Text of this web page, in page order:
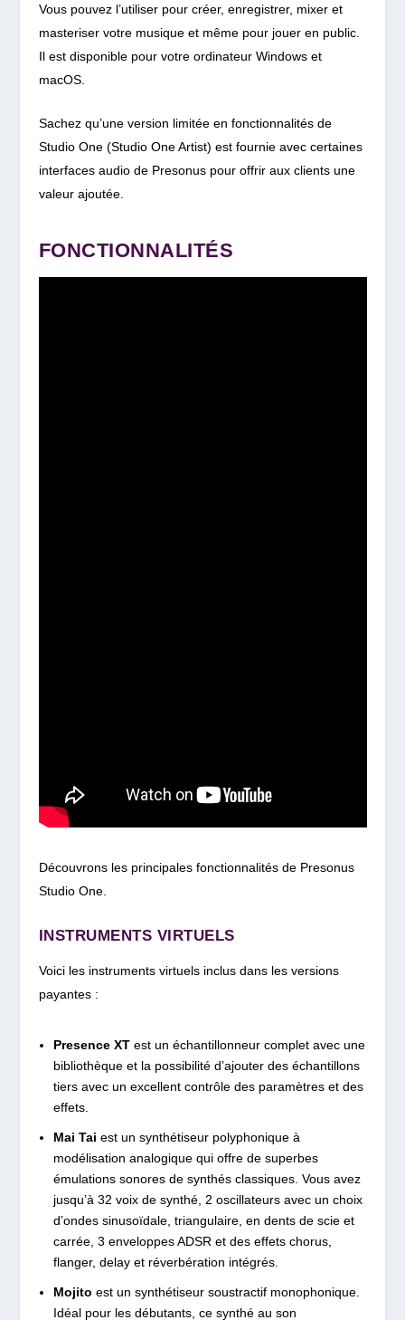
Vous pouvez l’utiliser pour créer, enregistrer, mixer et
masteriser votre musique et même pour jouer en public.
Il est disponible pour votre ordinateur Windows et
macOS.
Sachez qu’une version limitée en fonctionnalités de
Studio One (Studio One Artist) est fournie avec certaines
interfaces audio de Presonus pour offrir aux clients une
valeur ajoutée.
FONCTIONNALITÉS
Découvrons les principales fonctionnalités de Presonus
Studio One.
INSTRUMENTS VIRTUELS
Voici les instruments virtuels inclus dans les versions
payantes :
Presence XTest un échantillonneur complet avec une
bibliothèque et la possibilité d’ajouter des échantillons
tiers avec un excellent contrôle des paramètres et des
effets.
Mai Tai est un synthétiseur polyphonique à
modélisation analogique qui offre de superbes
émulations sonores de synthés classiques. Vous avez
jusqu’à 32 voix de synthé, 2 oscillateurs avec un choix
d’ondes sinusoïdale, triangulaire, en dents de scie et
carrée, 3 enveloppes ADSR et des effets chorus,
flanger, delay et réverbération intégrés.
Mojito est un synthétiseur soustractif monophonique.
Idéal pour les débutants, ce synthé au son